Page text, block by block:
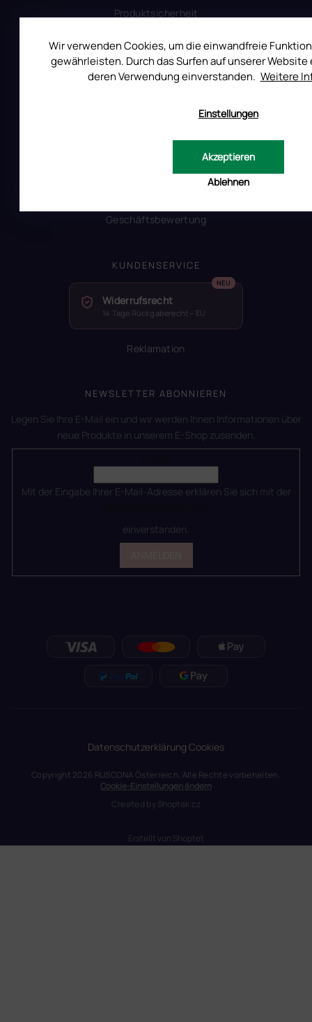
Wir verwenden Cookies, um die einwandfreie
gewährleisten. Durch das Surfen auf unserer Website
deren Verwendung einverstanden. Weitere
Einstellungen
Ablehnen
Akzeptieren
Produktsicherheit
INFORMATIONEN FÜR SIE
Kontakt
Alles zum Verbot von TPO
Glossar der Begriffe
RUSCONA und Nachhaltigkeit
RUSCONA Shine Nagelnetzwerk
Geschäftsbewertung
KUNDENSERVICE
Widerrufsrecht
14 Tage Rückgaberecht – EU
Reklamation
NEWSLETTER ABONNIEREN
Legen Sie Ihre E-Mail ein und wir werden Ihnen Informationen über
neue Produkte in unserem E-Shop zusenden.
Mit der Eingabe Ihrer E-Mail-Adresse erklären Sie sich mit der
einverstanden.
DatenschutzerklärungCookies
Erstellt von Shoptet
Copyright 2026 RUSCONA Österreich. Alle Rechte vorbehalten.
Cookie-Einstellungen ändern
Created byShoptak.cz